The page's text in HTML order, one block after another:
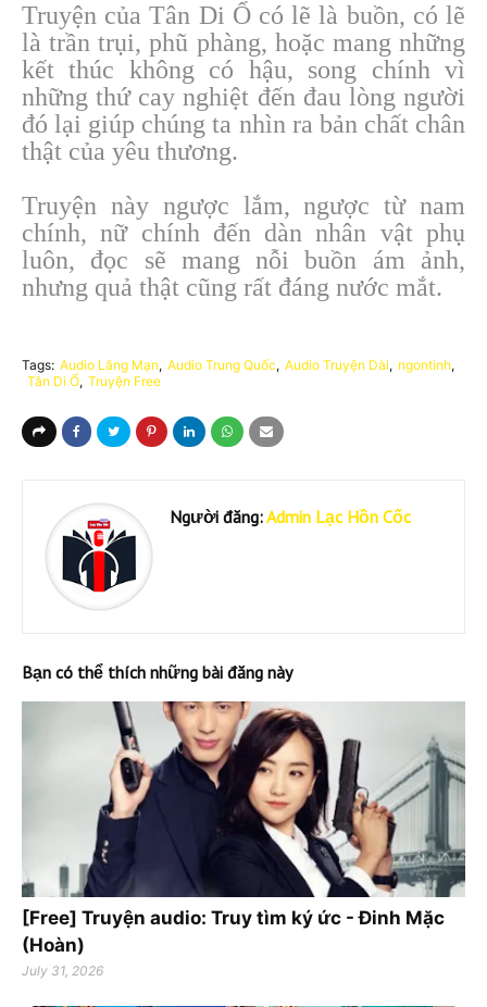
Truyện của Tân Di Ổ có lẽ là buồn, có lẽ
là trần trụi, phũ phàng, hoặc mang những
kết thúc không có hậu, song chính vì
những thứ cay nghiệt đến đau lòng người
đó lại giúp chúng ta nhìn ra bản chất chân
thật của yêu thương.
Truyện này ngược lắm, ngược từ nam
chính, nữ chính đến dàn nhân vật phụ
luôn, đọc sẽ mang nỗi buồn ám ảnh,
nhưng quả thật cũng rất đáng nước mắt.
Tags: Audio Lãng Mạn Audio Trung Quốc Audio Truyện Dài
ngontinh
Tân Di Ổ Truyện Free
Người đăng:Admin Lạc Hồn Cốc
Bạn có thể thích những bài đăng này
[Free] Truyện audio: Truy tìm ký ức - Đinh Mặc
(Hoàn)
July 31, 2026